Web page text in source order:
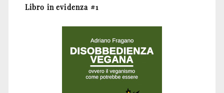
Libro in evidenza #1